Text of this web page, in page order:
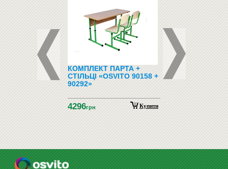
ХУДОЖНІЙ
КОМПЛЕКТ ПАРТА +
СТІЛЬЦІ «OSVITO 90158 +
90292»
4296грн Купити
ГНУТОКЛЕЄНА
320Х330